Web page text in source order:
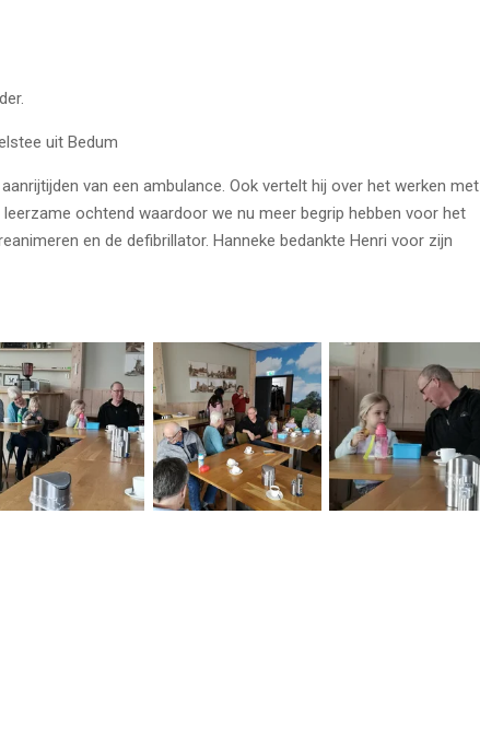
uit Bedum
van een ambulance. Ook vertelt hij over het werken met
ochtend waardoor we nu meer begrip hebben voor het
en de defibrillator. Hanneke bedankte Henri voor zijn